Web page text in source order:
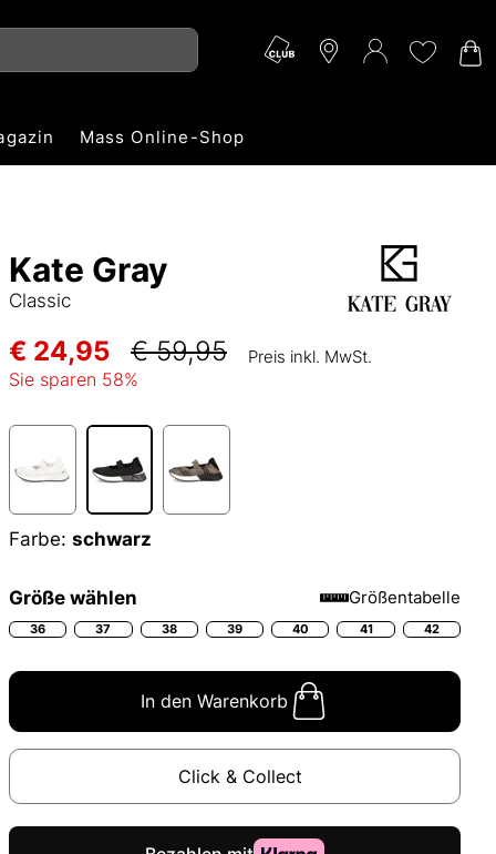
Mass Online-Shop
Kate Gray
Classic
€ 24,95 € 59,95 Preis inkl. MwSt.
Sie sparen 58%
Farbe: schwarz
Größe wählen Größentabelle
36 37 38 39 40 41 42
In den Warenkorb
Click & Collect